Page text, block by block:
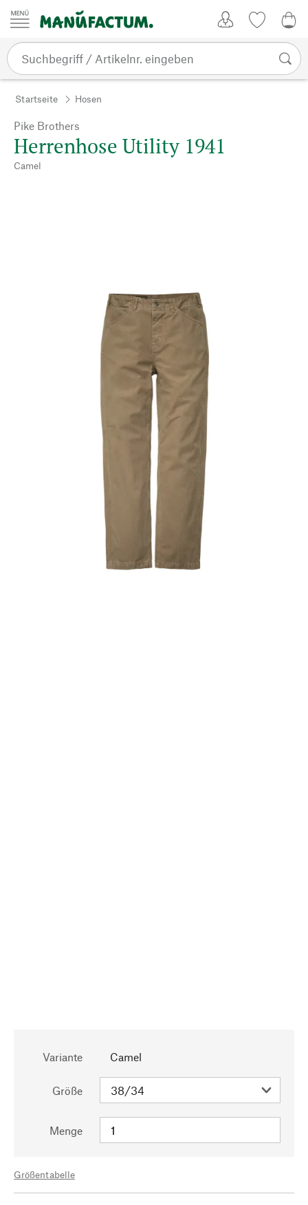
Zum Inhalt springen
Startseite Hosen
Pike Brothers
Herrenhose Utility 1941
Camel
Variante Camel
Größe
Menge
Größentabelle